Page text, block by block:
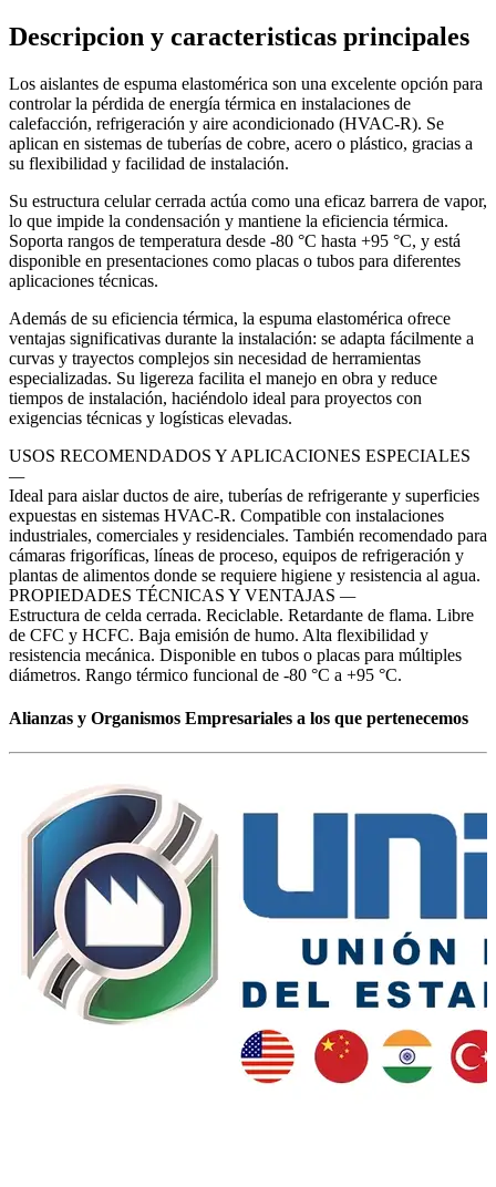
Descripcion y caracteristicas principales
Los aislantes de espuma elastomérica son una excelente opción para
controlar la pérdida de energía térmica en instalaciones de
calefacción, refrigeración y aire acondicionado (HVAC-R). Se
aplican en sistemas de tuberías de cobre, acero o plástico, gracias a
su flexibilidad y facilidad de instalación.
Su estructura celular cerrada actúa como una eficaz barrera de vapor,
lo que impide la condensación y mantiene la eficiencia térmica.
Soporta rangos de temperatura desde -80 °C hasta +95 °C, y está
disponible en presentaciones como placas o tubos para diferentes
aplicaciones técnicas.
Además de su eficiencia térmica, la espuma elastomérica ofrece
ventajas significativas durante la instalación: se adapta fácilmente a
curvas y trayectos complejos sin necesidad de herramientas
especializadas. Su ligereza facilita el manejo en obra y reduce
tiempos de instalación, haciéndolo ideal para proyectos con
exigencias técnicas y logísticas elevadas.
USOS RECOMENDADOS Y APLICACIONES ESPECIALES
—
Ideal para aislar ductos de aire, tuberías de refrigerante y superficies
expuestas en sistemas HVAC-R. Compatible con instalaciones
industriales, comerciales y residenciales. También recomendado para
cámaras frigoríficas, líneas de proceso, equipos de refrigeración y
plantas de alimentos donde se requiere higiene y resistencia al agua.
PROPIEDADES TÉCNICAS Y VENTAJAS —
Estructura de celda cerrada. Reciclable. Retardante de flama. Libre
de CFC y HCFC. Baja emisión de humo. Alta flexibilidad y
resistencia mecánica. Disponible en tubos o placas para múltiples
diámetros. Rango térmico funcional de -80 °C a +95 °C.
Alianzas y Organismos Empresariales a los que pertenecemos